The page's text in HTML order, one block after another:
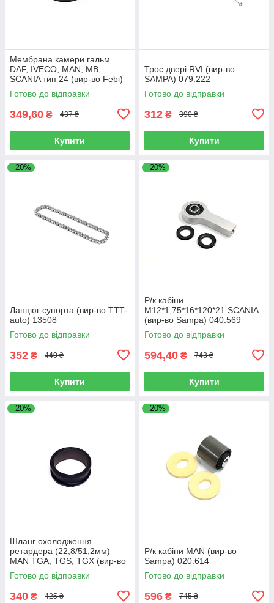
Мембрана камери гальм.
DAF, IVECO, MAN, MB,
SCANIA тип 24 (вир-во Febi)
07103
Готово до відправки
349,60 ₴ 437 ₴
Купити
Трос двері RVI (вир-во
SAMPA) 079.222
Готово до відправки
312 ₴ 390 ₴
Купити
–20%
Ланцюг супорта (вир-во TTT-
auto) 13508
Готово до відправки
352 ₴ 440 ₴
Купити
–20%
Р/к кабіни
M12*1,75*16*120*21 SCANIA
(вир-во Sampa) 040.569
Готово до відправки
594,40 ₴ 743 ₴
Купити
–20%
Шланг охолодження
ретардера (22,8/51,2мм)
MAN TGA, TGS, TGX (вир-во
Sampa) 023.258
Готово до відправки
340 ₴ 425 ₴
–20%
Р/к кабіни MAN (вир-во
Sampa) 020.614
Готово до відправки
596 ₴ 745 ₴